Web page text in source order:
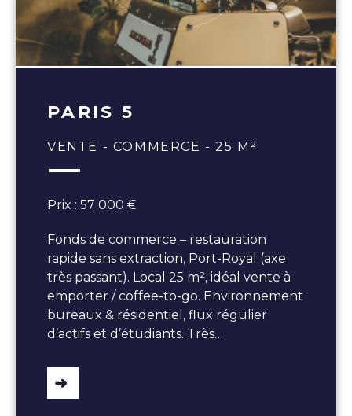
PARIS 5
VENTE - COMMERCE - 25 M²
Prix : 57 000 €
Fonds de commerce – restauration
rapide sans extraction, Port-Royal (axe
très passant). Local 25 m², idéal vente à
emporter / coffee-to-go. Environnement
bureaux & résidentiel, flux régulier
d’actifs et d’étudiants. Très…